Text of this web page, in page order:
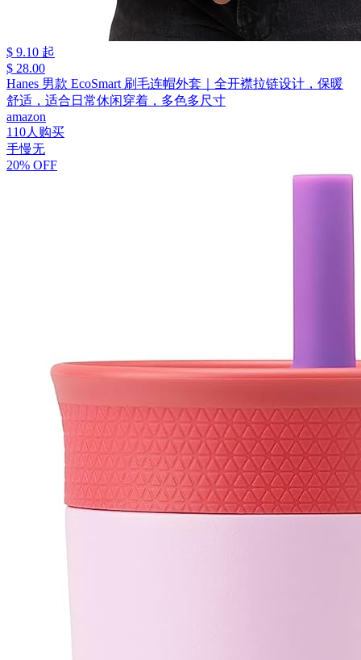
$ 9.10 起
$ 28.00
Hanes 男款 EcoSmart 刷毛连帽外套｜全开襟拉链设计，保暖
舒适，适合日常休闲穿着，多色多尺寸
amazon
110人购买
手慢无
20% OFF